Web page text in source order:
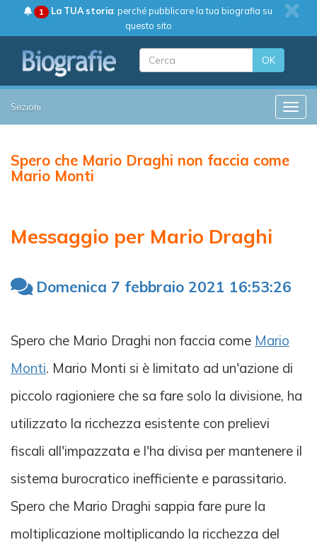
1 La TUA storia: perché pubblicare la tua biografia su
questo sito
OK
Sezioni
Spero che Mario Draghi non faccia come
Mario Monti
Messaggio per Mario Draghi
Domenica 7 febbraio 2021 16:53:26
Spero che Mario Draghi non faccia come Mario
Monti. Mario Monti si è limitato ad un'azione di
piccolo ragioniere che sa fare solo la divisione, ha
utilizzato la ricchezza esistente con prelievi
fiscali all'impazzata e l'ha divisa per mantenere il
sistema burocratico inefficiente e parassitario.
Spero che Mario Draghi sappia fare pure la
moltiplicazione moltiplicando la ricchezza del